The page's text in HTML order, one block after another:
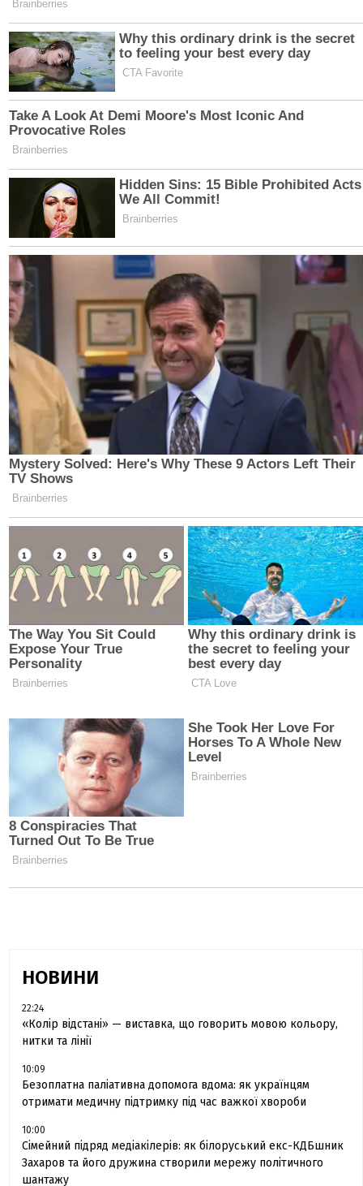
НОВИНИ
22:24
«Колір відстані» — виставка, що говорить мовою кольору,
нитки та лінії
10:09
Безоплатна паліативна допомога вдома: як українцям
отримати медичну підтримку під час важкої хвороби
10:00
Сімейний підряд медіакілерів: як білоруський екс-КДБшник
Захаров та його дружина створили мережу політичного
шантажу